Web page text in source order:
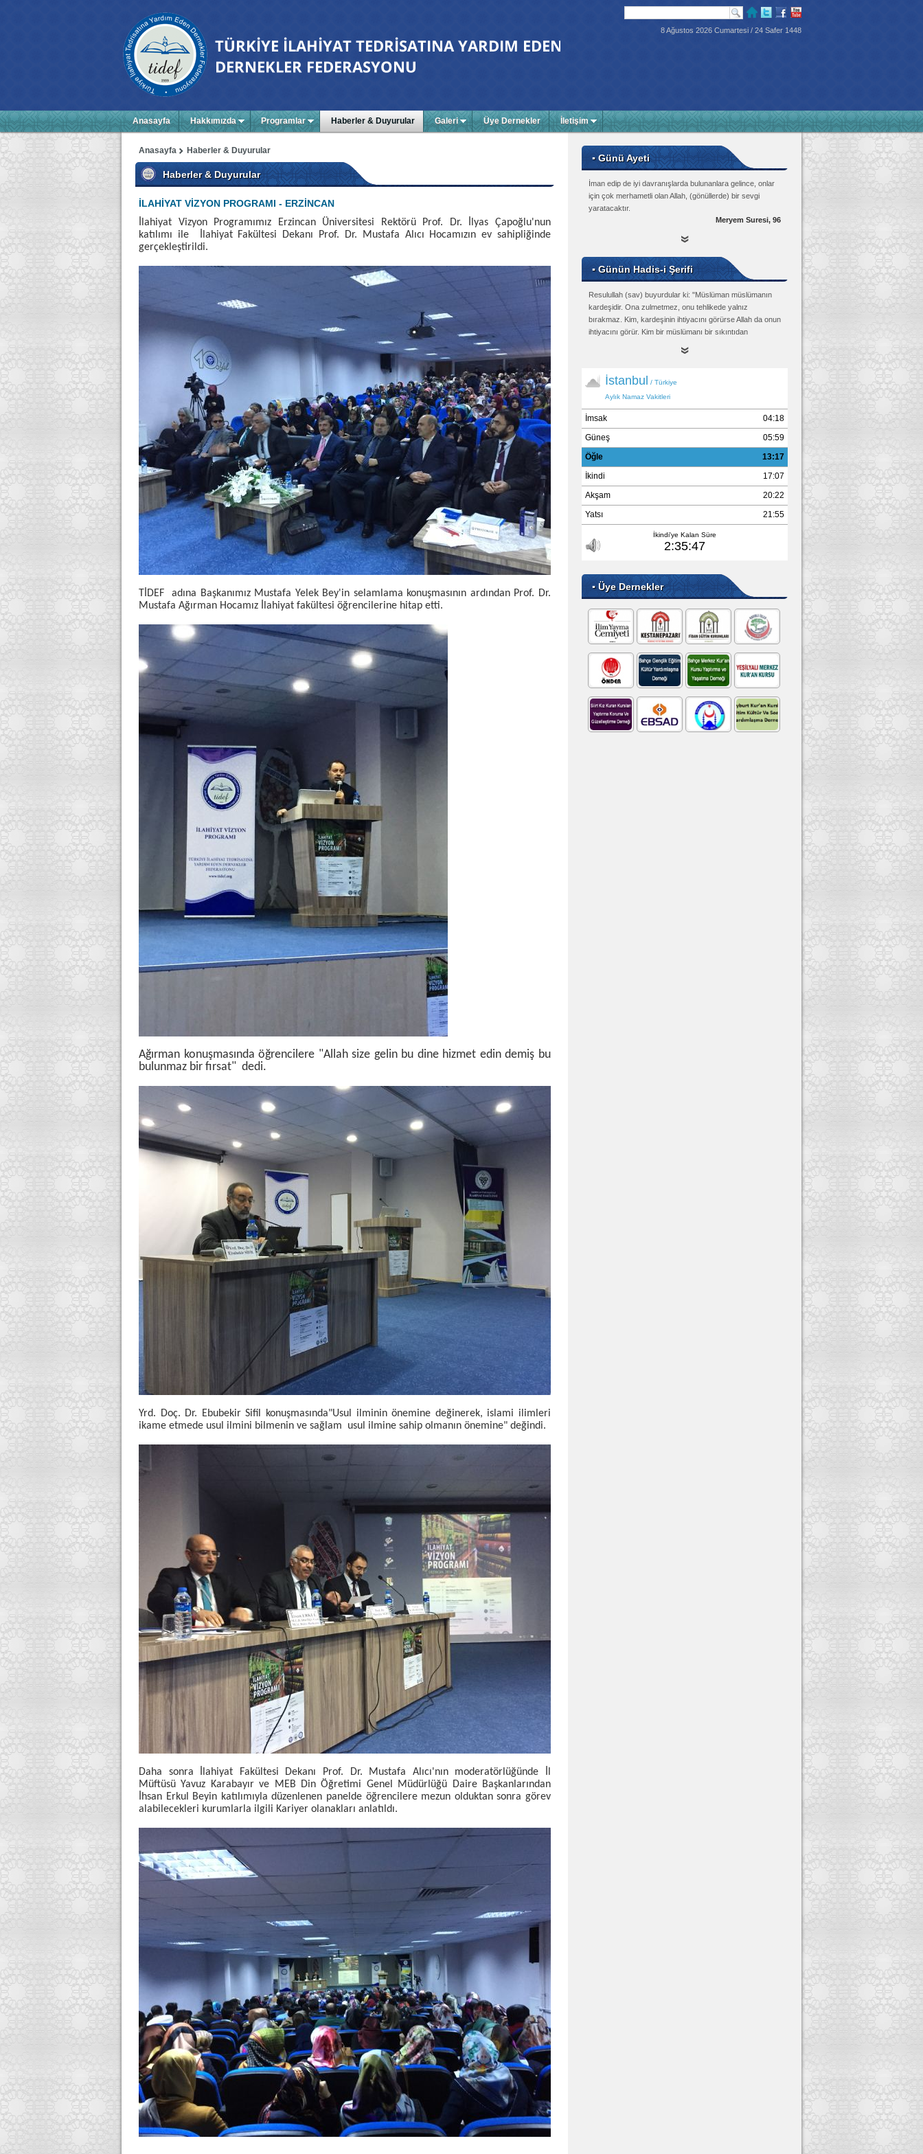
8 Ağustos 2026 Cumartesi / 24 Safer 1448
Anasayfa Hakkımızda Programlar Haberler & Duyurular Galeri Üye Dernekler İletişim
Haberler & Duyurular
Anasayfa
Haberler & Duyurular
İLAHİYAT VİZYON PROGRAMI - ERZİNCAN
lahiyat Vizyon Programımız Erzincan Üniversitesi Rektörü Prof. Dr. İlyas Çapoğlu'nun
katılımı ile İlahiyat Fakültesi Dekanı Prof. Dr. Mustafa Alıcı Hocamızın ev sahipliğinde
gerçekleştirildi.
TİDEF adına Başkanımız Mustafa Yelek Bey'in selamlama konuşmasının ardından Prof. Dr.
Mustafa Ağırman Hocamız İlahiyat fakültesi öğrencilerine hitap etti.
Ağırman konuşmasında öğrencilere "Allah size gelin bu dine hizmet edin demiş bu
bulunmaz bir fırsat" dedi.
Yrd. Doç. Dr. Ebubekir Sifil konuşmasında"Usul ilminin önemine değinerek, islami ilimleri
ikame etmede usul ilmini bilmenin ve sağlam usul ilmine sahip olmanın önemine" değindi.
Daha sonra İlahiyat Fakültesi Dekanı Prof. Dr. Mustafa Alıcı'nın moderatörlüğünde İl
Müftüsü Yavuz Karabayır ve MEB Din Öğretimi Genel Müdürlüğü Daire Başkanlarından
İhsan Erkul Beyin katılımıyla düzenlenen panelde öğrencilere mezun olduktan sonra görev
alabilecekleri kurumlarla ilgili Kariyer olanakları anlatıldı.
▪ Günü Ayeti
İman edip de iyi davranışlarda bulunanlara gelince, onlar
için çok merhametli olan Allah, (gönüllerde) bir sevgi
yaratacaktır.
Meryem Suresi, 96
▪ Günün Hadis-i Şerifi
Resulullah (sav) buyurdular ki: "Müslüman müslümanın
kardeşidir. Ona zulmetmez, onu tehlikede yalnız
bırakmaz. Kim, kardeşinin ihtiyacını görürse Allah da onun
ihtiyacını görür. Kim bir müslümanı bir sıkıntıdan
sıkıntısından kurtarır. Kim bir müslümanı örterse, Allah da
etti: "Kim, hakkı sübut buluncaya kadar mazlumla birlikte
otursa, ayakların kaydığı günde Allah onun ayağını Sıratta
Ebu Davud, Edeb 46, (4893); Tirmizi, Hudud 3, (1426);
Buhari, Mezalim 3, İkrah 7; Müslim, Birr 58, (2580)
▪ Üye Dernekler